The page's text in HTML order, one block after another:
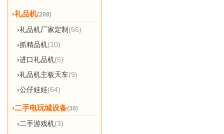
›礼品机(208)
›礼品机厂家定制 (56)
›抓精品机(10)
›进口礼品机(5)
›礼品机主板天车(9)
›公仔娃娃(64)
›二手电玩城设备(30)
›二手游戏机(3)